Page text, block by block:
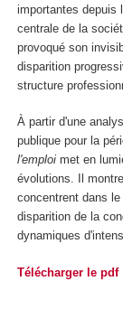
importantes depuis
centrale de la
provoqué son
disparition
structure
À partir d'une
publique pour la
l'emploi met en
évolutions. Il
concentrent dans
disparition de la
dynamiques
Télécharger le pdf